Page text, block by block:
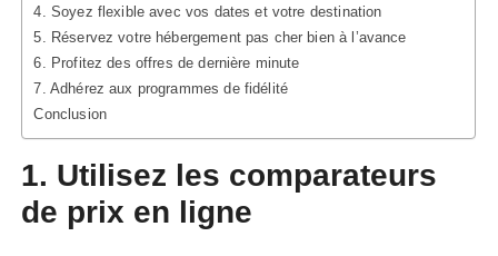
4. Soyez flexible avec vos dates et votre destination
5. Réservez votre hébergement pas cher bien à l’avance
6. Profitez des offres de dernière minute
7. Adhérez aux programmes de fidélité
Conclusion
1. Utilisez les comparateurs
de prix en ligne